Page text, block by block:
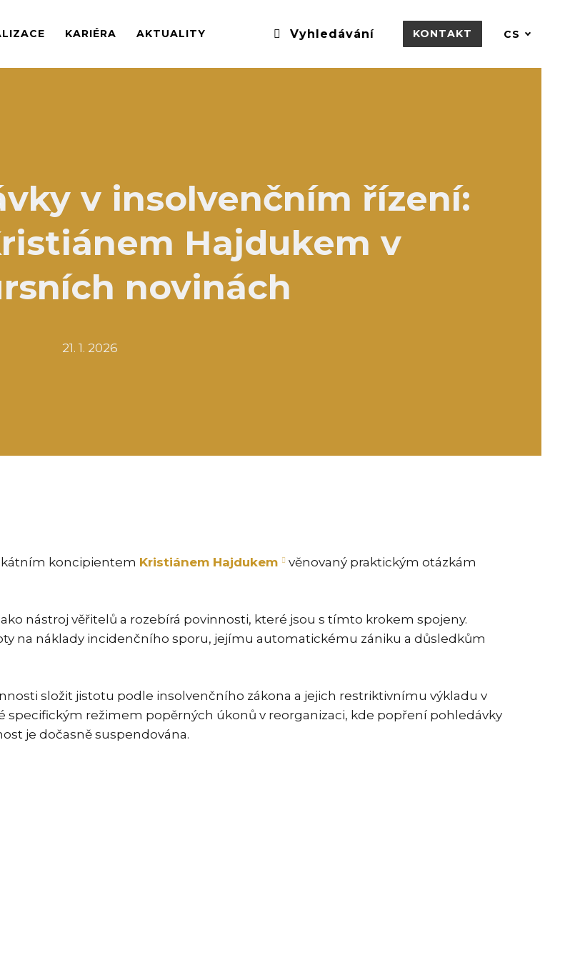
KARIÉRA AKTUALITY Vyhledávání KONTAKT CS
v insolvenčním řízení:
Hajdukem v
novinách
21. 1. 2026
koncipientem Kristiánem Hajdukem
věnovaný praktickým otázkám
nástroj věřitelů a rozebírá povinnosti, které jsou s tímto krokem spojeny.
na náklady incidenčního sporu, jejímu automatickému zániku a důsledkům
složit jistotu podle insolvenčního zákona a jejich restriktivnímu výkladu v
specifickým režimem popěrných úkonů v reorganizaci, kde popření pohledávky
je dočasně suspendována.